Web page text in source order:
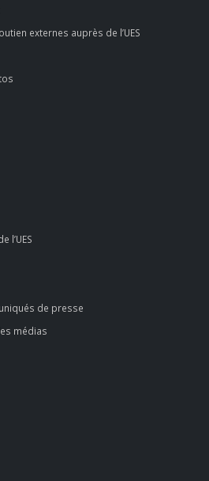
externes auprès de l’UES
l’UES
de presse
médias